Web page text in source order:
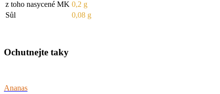
z toho nasycené MK 0,2 g
Sůl
0,08 g
Ochutnejte taky
Ananas